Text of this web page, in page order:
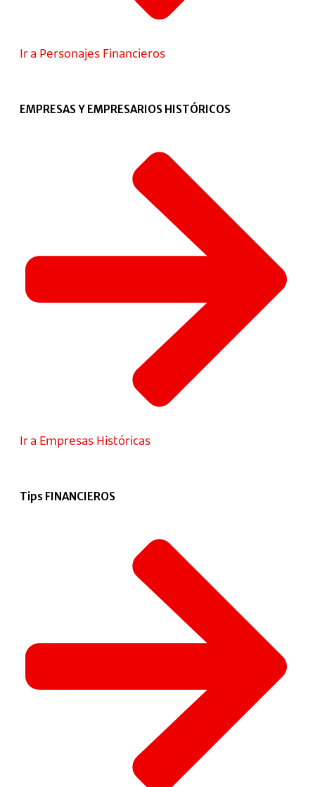
Ir a Personajes Financieros
EMPRESAS Y EMPRESARIOS HISTÓRICOS
Ir a Empresas Históricas
Tips FINANCIEROS